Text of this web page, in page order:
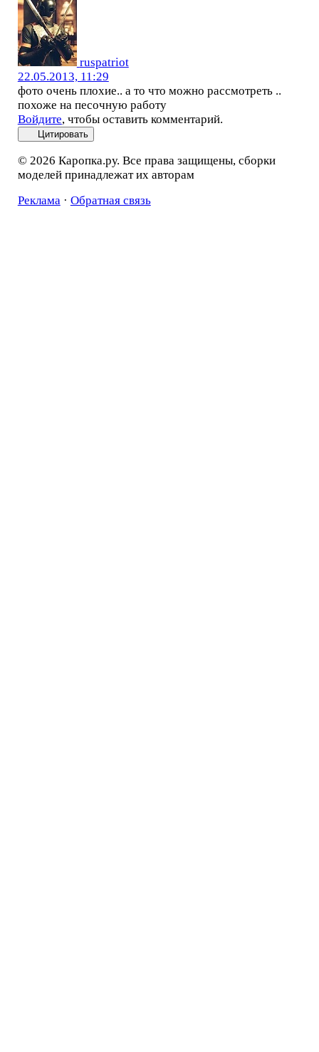
ruspatriot
22.05.2013, 11:29
фото очень плохие.. а то что можно рассмотреть ..
похоже на песочную работу
Войдите, чтобы оставить комментарий.
Цитировать
© 2026 Каропка.ру. Все права защищены, сборки
моделей принадлежат их авторам
Реклама· Обратная связь